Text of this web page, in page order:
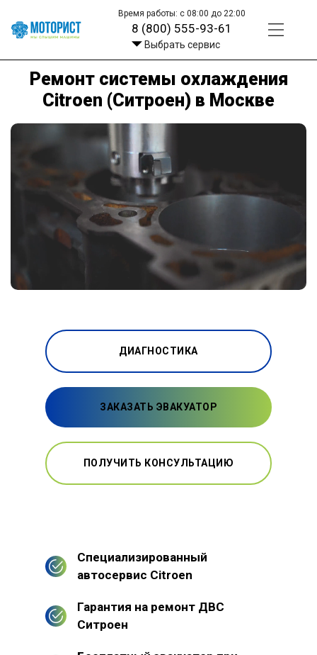
Время работы: с 08:00 до 22:00
8 (800) 555-93-61
Выбрать сервис
Ремонт системы охлаждения
Citroen (Ситроен) в Москве
ДИАГНОСТИКА
ЗАКАЗАТЬ ЭВАКУАТОР
ПОЛУЧИТЬ КОНСУЛЬТАЦИЮ
Специализированный
автосервис Citroen
Гарантия на ремонт ДВС
Ситроен